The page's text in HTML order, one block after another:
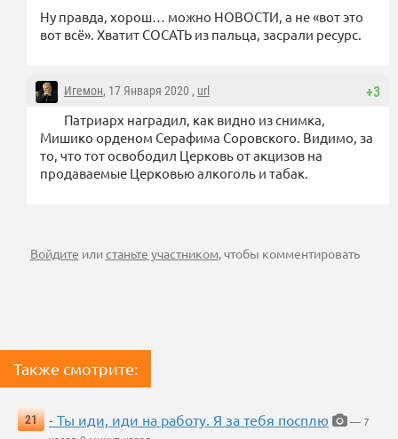
Ну правда, хорош… можно НОВОСТИ, а не «вот это
вот всё». Хватит СОСАТЬ из пальца, засрали ресурс.
+3
Игемон, 17 Января 2020 , url
Патриарх наградил, как видно из снимка,
Мишико орденом Серафима Соровского. Видимо, за
то, что тот освободил Церковь от акцизов на
продаваемые Церковью алкоголь и табак.
Войдите илистаньте участником, чтобы комментировать
Также смотрите:
21 - Ты иди, иди на работу. Я за тебя посплю
— 7